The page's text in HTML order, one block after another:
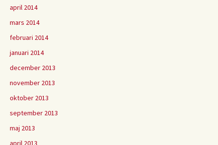
april 2014
mars 2014
februari 2014
januari 2014
december 2013
november 2013
oktober 2013
september 2013
maj 2013
april 2013